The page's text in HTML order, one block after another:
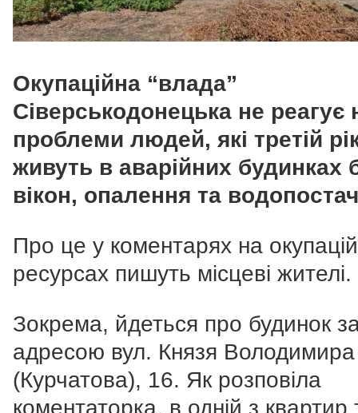
Окупаційна “влада”
Сіверськодонецька не реагує
проблеми людей, які третій
живуть в аварійних будинках
вікон, опалення та
Про це у коментарях на
ресурсах пишуть місцеві жителі.
Зокрема, йдеться про будинок
адресою вул. Князя Володимира
(Курчатова), 16. Як розповіла
коментаторка, в одній з квартир